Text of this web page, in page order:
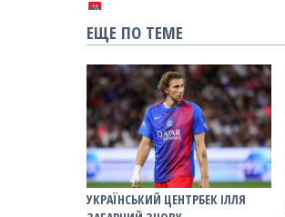
ЕЩЕ ПО ТЕМЕ
УКРАЇНСЬКИЙ ЦЕНТРБЕК ІЛЛЯ